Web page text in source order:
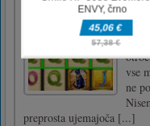
vse
ne
preprosta ujemajoča [...]